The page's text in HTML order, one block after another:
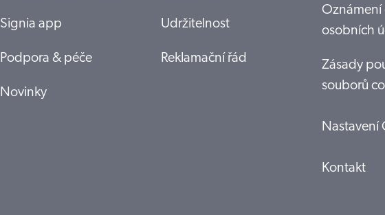
Signia app
Podpora & péče
Novinky
Udržitelnost
Reklamační řád
Oznámení
osobních
Zásady
souborů
Nastavení
Kontakt